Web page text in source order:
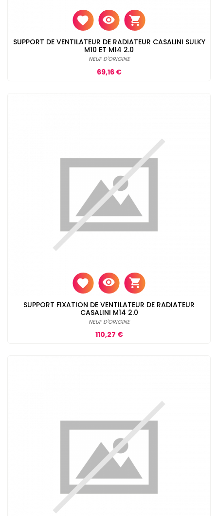
SUPPORT DE VENTILATEUR DE RADIATEUR CASALINI SULKY
M10 ET M14 2.0
NEUF D'ORIGINE
Prix
69,16 €
SUPPORT FIXATION DE VENTILATEUR DE RADIATEUR
CASALINI M14 2.0
NEUF D'ORIGINE
Prix
110,27 €